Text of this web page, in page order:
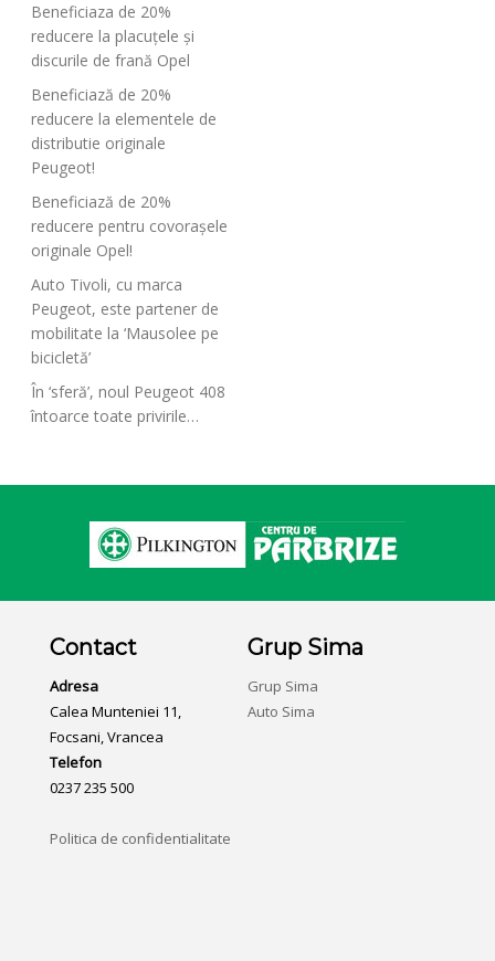
Beneficiaza de 20%
reducere la placuțele și
discurile de frană Opel
Beneficiază de 20%
reducere la elementele de
distributie originale
Peugeot!
Beneficiază de 20%
reducere pentru covorașele
originale Opel!
Auto Tivoli, cu marca
Peugeot, este partener de
mobilitate la ‘Mausolee pe
bicicletă’
În ‘sferă’, noul Peugeot 408
întoarce toate privirile…
Contact
Adresa
Calea Munteniei 11,
Focsani, Vrancea
Telefon
0237 235 500
Politica de confidentialitate
Grup Sima
Grup Sima
Auto Sima